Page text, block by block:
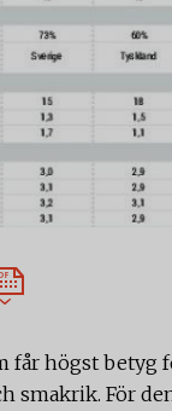
får högst betyg
smakrik. För